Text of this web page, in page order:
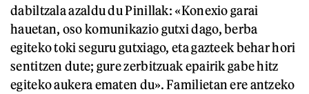
dabiltzala azaldu du Pinillak: «Konexio garai
hauetan, oso komunikazio gutxi dago, berba
egiteko toki seguru gutxiago, eta gazteek behar hori
sentitzen dute; gure zerbitzuak epairik gabe hitz
egiteko aukera ematen du». Familietan ere antzeko